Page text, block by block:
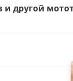
и другой